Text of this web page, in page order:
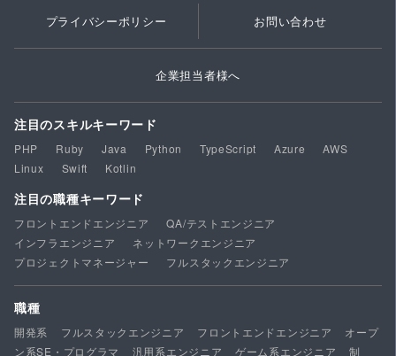
プライバシーポリシー お問い合わせ
企業担当者様へ
注目のスキルキーワード
PHP Ruby Java Python TypeScript Azure
AWS
Linux
Swift Kotlin
注目の職種キーワード
フロントエンドエンジニア
QA/テストエンジニア
インフラエンジニア
ネットワークエンジニア
プロジェクトマネージャー
フルスタックエンジニア
職種
開発系 フルスタックエンジニア フロントエンドエンジニア
オープ
ン系SE・プログラマ
汎用系エンジニア ゲーム系エンジニア
制